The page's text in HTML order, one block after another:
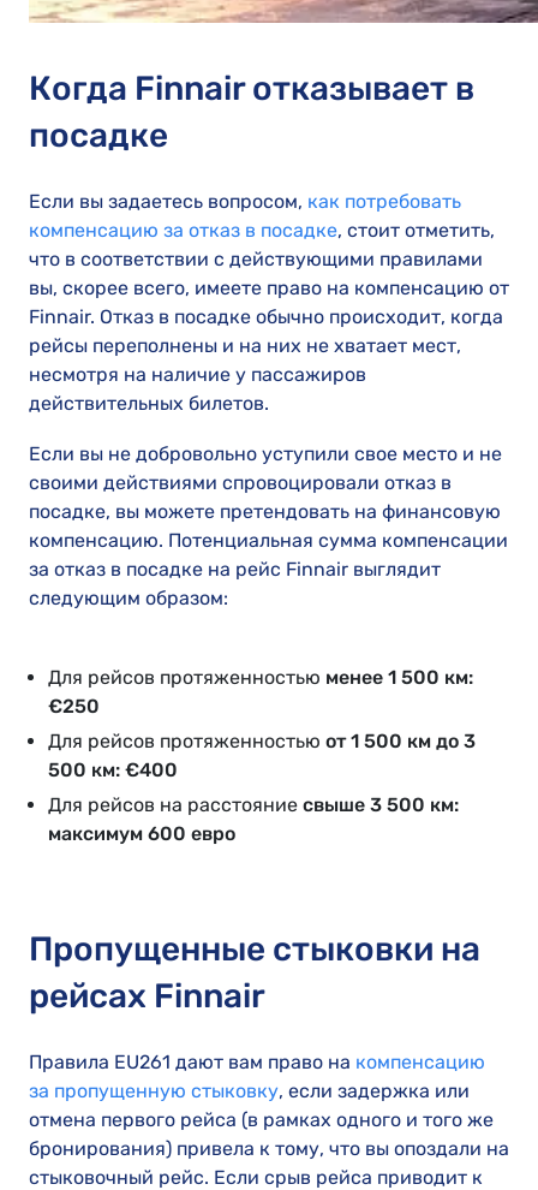
Когда Finnair отказывает в
посадке
Если вы задаетесь вопросом, как потребовать
компенсацию за отказ в посадке, стоит отметить,
что в соответствии с действующими правилами
вы, скорее всего, имеете право на компенсацию от
Finnair. Отказ в посадке обычно происходит, когда
рейсы переполнены и на них не хватает мест,
несмотря на наличие у пассажиров
действительных билетов.
Если вы не добровольно уступили свое место и не
своими действиями спровоцировали отказ в
посадке, вы можете претендовать на финансовую
компенсацию. Потенциальная сумма компенсации
за отказ в посадке на рейс Finnair выглядит
следующим образом:
Для рейсов протяженностью менее 1 500 км:
€250
Для рейсов протяженностью от 1 500 км до 3
500 км: €400
Для рейсов на расстояние свыше 3 500 км:
максимум 600 евро
Пропущенные стыковки на
рейсах Finnair
Правила EU261 дают вам право на компенсацию
за пропущенную стыковку, если задержка или
отмена первого рейса (в рамках одного и того же
бронирования) привела к тому, что вы опоздали на
стыковочный рейс. Если срыв рейса приводит к